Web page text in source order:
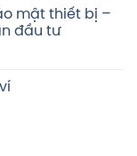
mật thiết bị –
đầu tư